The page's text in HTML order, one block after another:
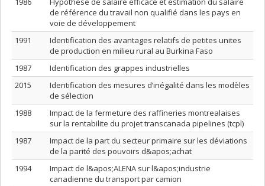
de référence du travail non qualifié dans les pays en
voie de développement
1991
Identification des avantages relatifs de petites unites
de production en milieu rural au Burkina Faso
1987
Identification des grappes industrielles
2015
Identification des mesures d’inégalité dans les modèles
de sélection
1988
Impact de la fermeture des raffineries montrealaises
sur la rentabilite du projet transcanada pipelines (tcpl)
1987
Impact de la part du secteur primaire sur les déviations
de la parité des pouvoirs d&apos;achat
1994
Impact de l&apos;ALENA sur l&apos;industrie
canadienne du transport par camion